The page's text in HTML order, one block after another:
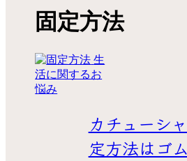
固定方法
生
活に関するお
悩み
カチューシ
定方法はゴ